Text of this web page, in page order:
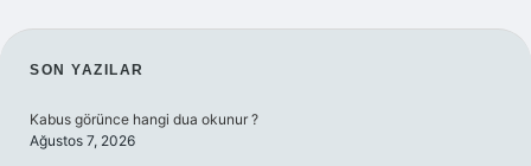
SIDEBAR
SON YAZILAR
Kabus görünce hangi dua okunur ?
Ağustos 7, 2026